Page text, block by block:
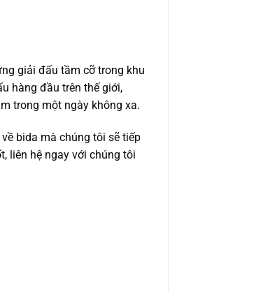
giải đấu tầm cỡ trong khu
hàng đầu trên thế giới,
trong một ngày không xa.
bida mà chúng tôi sẽ tiếp
liên hệ ngay với chúng tôi